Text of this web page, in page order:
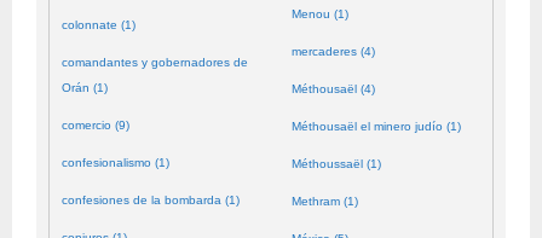
colonnate (1)
comandantes y gobernadores de
Orán (1)
comercio (9)
confesionalismo (1)
confesiones de la bombarda (1)
Menou (1)
mercaderes (4)
Méthousaël (4)
Méthousaël el minero judío (1)
Méthoussaël (1)
Methram (1)